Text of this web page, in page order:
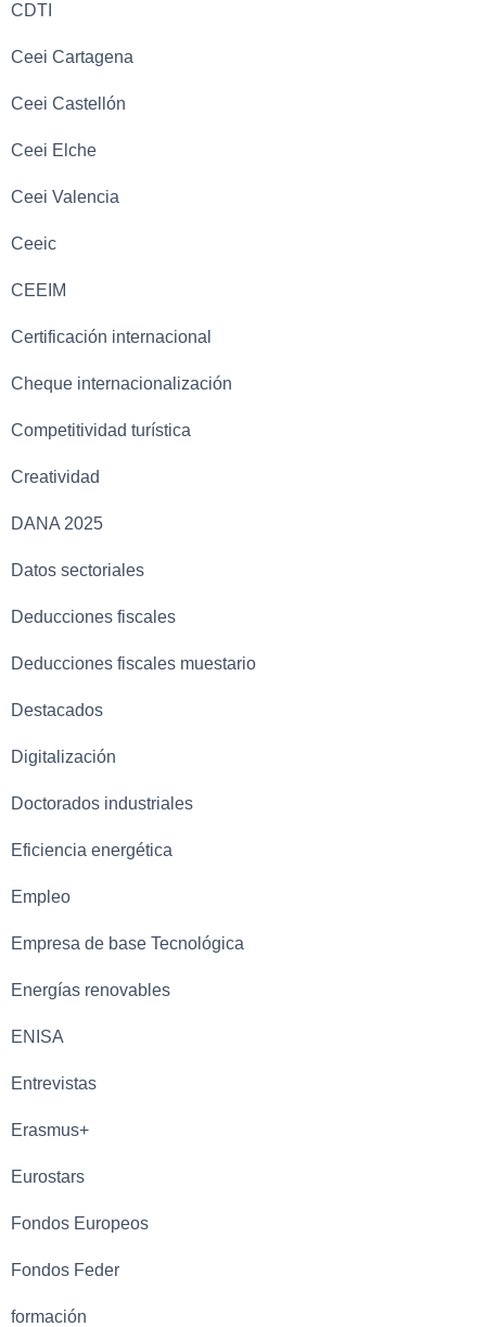
CDTI
Ceei Cartagena
Ceei Castellón
Ceei Elche
Ceei Valencia
Ceeic
CEEIM
Certificación internacional
Cheque internacionalización
Competitividad turística
Creatividad
DANA 2025
Datos sectoriales
Deducciones fiscales
Deducciones fiscales muestario
Destacados
Digitalización
Doctorados industriales
Eficiencia energética
Empleo
Empresa de base Tecnológica
Energías renovables
ENISA
Entrevistas
Erasmus+
Eurostars
Fondos Europeos
Fondos Feder
formación